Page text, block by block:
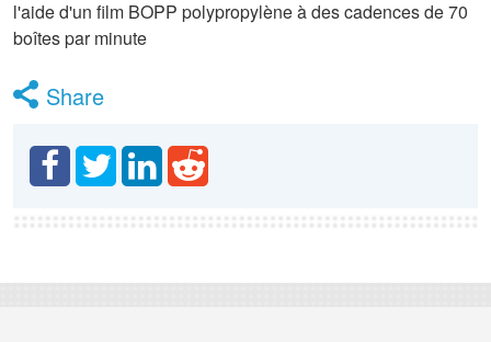
l'aide d'un film BOPP polypropylène à des cadences de 70
boîtes par minute
Share